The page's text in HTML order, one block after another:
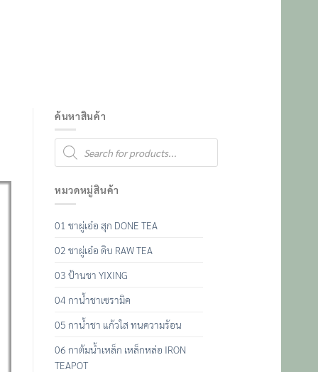
ค้นหาสินค้า
Products
search
หมวดหมู่สินค้า
01 ชาผู่เอ๋อ สุก DONE TEA
02 ชาผู่เอ๋อ ดิบ RAW TEA
03 ป้านชา YIXING
04 กาน้ำชาเซรามิค
05 กาน้ำชา แก้วใส ทนความร้อน
06 กาต้มน้ำเหล็ก เหล็กหล่อ IRON
TEAPOT